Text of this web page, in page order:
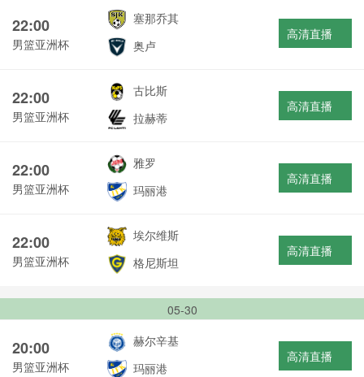
22:00
男篮亚洲杯
塞那乔其
奥卢
高清直播
22:00
男篮亚洲杯
古比斯
拉赫蒂
高清直播
22:00
男篮亚洲杯
雅罗
玛丽港
高清直播
22:00
男篮亚洲杯
埃尔维斯
格尼斯坦
高清直播
05-30
20:00
男篮亚洲杯
赫尔辛基
玛丽港
高清直播